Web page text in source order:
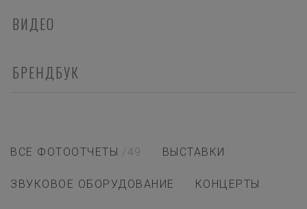
ВИДЕО
БРЕНДБУК
ВСЕ ФОТООТЧЕТЫ /49 ВЫСТАВКИ
ЗВУКОВОЕ ОБОРУДОВАНИЕ КОНЦЕРТЫ